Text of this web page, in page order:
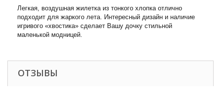
Легкая, воздушная жилетка из тонкого хлопка отлично
подходит для жаркого лета. Интересный дизайн и наличие
игривого «хвостика» сделает Вашу дочку стильной
маленькой модницей.
ОТЗЫВЫ